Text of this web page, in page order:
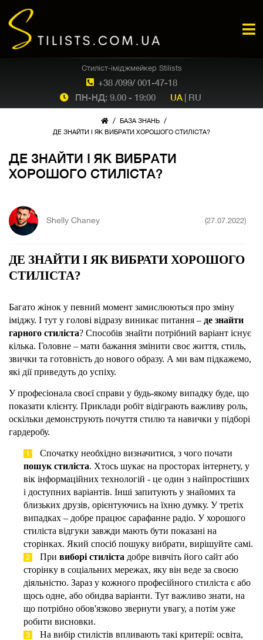
+38 /099/ 001-47-18
Стиліст-іміджмейкер Stilists
ПН-НД: 9.00 - 19:00 UA | RU
/ БАЗА ЗНАНЬ /
ДЕ ЗНАЙТИ І ЯК ВИБРАТИ ХОРОШОГО СТИЛІСТА?
ДЕ ЗНАЙТИ І ЯК ВИБРАТИ
ХОРОШОГО СТИЛІСТА?
Shelly Chaney (27.07.2022)
ДЕ ЗНАЙТИ І ЯК ВИБРАТИ ХОРОШОГО
СТИЛІСТА?
Багато жінок у певний момент замислюються про зміну
іміджу. І тут у голові відразу виникає питання – де знайти
гарного стиліста? Способів знайти потрібний варіант існує
кілька. Головне – мати бажання змінити своє життя, стиль,
звички та готовність до нового образу. А ми вам підкажемо,
які дії приведуть до успіху.
У професіонала своєї справи у будь-якому випадку буде, що
показати клієнту. Приклади робіт відіграють важливу роль,
оскільки демонструють почуття стилю та навички у підборі
гардеробу.
Спочатку необхідно визначитися, з чого почати
пошук стиліста. Хтось шукає на просторах інтернету, у
вік інформаційних технологій - це один з найпростіших
і доступних варіантів. Інші запитують у знайомих та
близьких друзів, орієнтуючись на їхню думку. У третіх
випадках – добре працює сарафанне радіо. У хорошого
стиліста відгуки завжди мають бути показані на
сторінках. Який спосіб пошуку вибрати, вирішуйте самі.
При виборі стиліста добре вивчіть його сайт або
сторінку в соціальних мережах, яку він веде за своєю
діяльністю. Зараз у кожного професійного стиліста є або
щось одне, або обидва варіанти. Тут важливо знати, на
що потрібно обов'язково звернути увагу, а потім уже
робити висновки.
На вибір стилістів впливають такі критерії: освіта,